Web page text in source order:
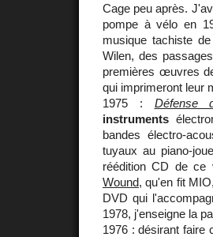
Cage peu après.
pompe à vélo en
musique tachiste
Wilen, des
premières œuvres
qui imprimeront leur
1975 : Défense
instruments
bandes électro-
tuyaux au piano-
réédition CD de
Wound, qu'en fit
DVD qui
1978, j'enseigne la
1976 : désirant faire